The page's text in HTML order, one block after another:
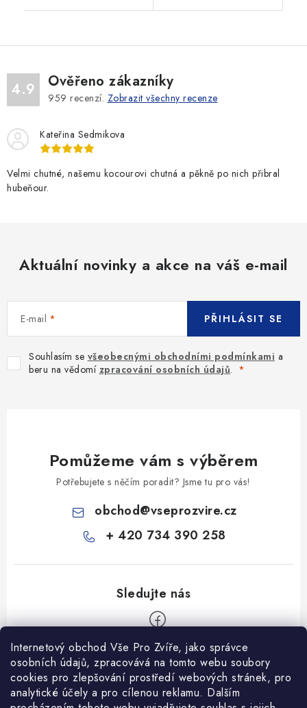
Internetový obchod Vše Pro Zvíře, jako správce
osobních údajů, zpracovává na tomto webu soubory
cookies pro zlepšování prostředí webových stránek, pro
analytické účely a pro cílenou reklamu. Dalším
4.9 Ověřeno zákazníky
959 recenzí. Zobrazit všechny recenze
Kateřina Sedmikova
Velmi chutné, našemu kocourovi chutná a pěkně po nich přibral
hubeňour.
Aktuální novinky a akce na váš e-mail
E-mail
Souhlasím se všeobecnými obchodními podmínkami a
beru na vědomí zpracování osobních údajů.
PŘIHLÁSIT SE
Pomůžeme vám s výběrem
Potřebujete s něčím poradit? Jsme tu pro vás!
obchod@vseprozvire.cz
+ 420 734 390 258
Informace pro Vás